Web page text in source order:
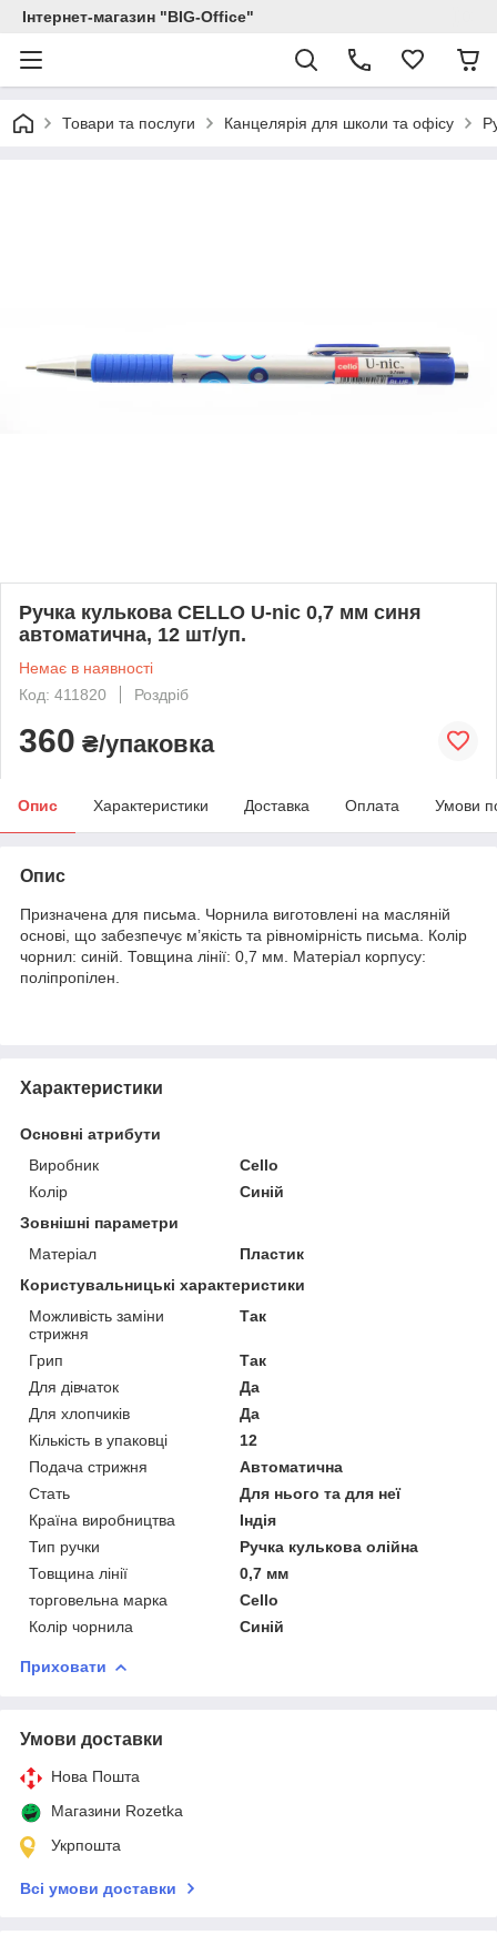
Інтернет-магазин "BIG-Office"
Товари та послуги Канцелярія для школи та офісу
Ручка кулькова CELLO U-nic 0,7 мм синя
автоматична, 12 шт/уп.
Немає в наявності
Код: 411820
Роздріб
360 ₴/упаковка
Опис Характеристики Доставка Оплата Умови
Опис
Призначена для письма. Чорнила виготовлені на масляній
основі, що забезпечує м’якість та рівномірність письма. Колір
чорнил: синій. Товщина лінії: 0,7 мм. Матеріал корпусу:
поліпропілен.
Характеристики
Основні атрибути
Виробник
Cello
Колір
Синій
Зовнішні параметри
Матеріал
Пластик
Користувальницькі характеристики
Можливість заміни
стрижня
Так
Грип
Так
Для дівчаток
Да
Для хлопчиків
Да
Кількість в упаковці
12
Подача стрижня
Автоматична
Стать
Для нього та для неї
Країна виробництва
Індія
Тип ручки
Ручка кулькова олійна
Товщина лінії
0,7 мм
торговельна марка
Cello
Колір чорнила
Синій
Приховати
Умови доставки
Нова Пошта
Магазини Rozetka
Укрпошта
Всі умови доставки